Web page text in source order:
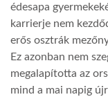
édesapa
karrierje nem
erős osztrák
Ez azonban nem
megalapította az
mind a mai napig